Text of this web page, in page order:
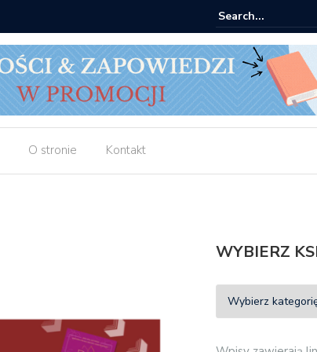
Znak: książki od 2,90 zł
O stronie Kontakt
WYBIERZ